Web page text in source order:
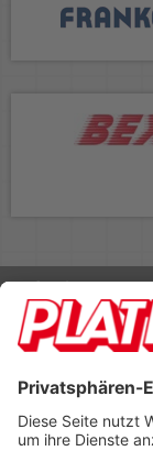
Rufen Sie uns an
Lieferbedingungen
Footer
PLATE